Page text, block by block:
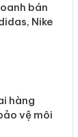
bán
Nike
hàng
vệ môi